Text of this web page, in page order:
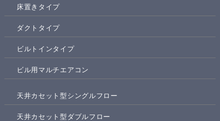
床置きタイプ
ダクトタイプ
ビルトインタイプ
ビル用マルチエアコン
天井カセット型シングルフロー
天井カセット型ダブルフロー